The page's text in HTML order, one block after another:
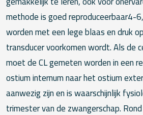
methode is goed reproduceerbaar4-
worden met een lege blaas en druk
transducer voorkomen wordt. Als de
moet de CL gemeten worden in een
ostium internum naar het ostium
aanwezig zijn en is waarschijnlijk
trimester van de zwangerschap.